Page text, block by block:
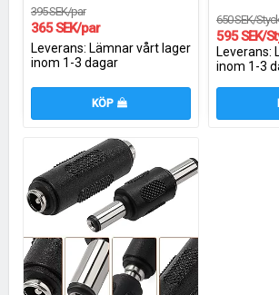
395 SEK/par
365 SEK/par
Leverans: Lämnar vårt lager
inom 1-3 dagar
KÖP
650 SEK/
595 SEK/
Leverans:
inom 1-3